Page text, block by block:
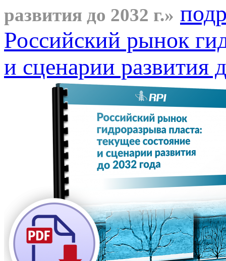
развития до 2032 г.»
Российский рынок
и сценарии развития